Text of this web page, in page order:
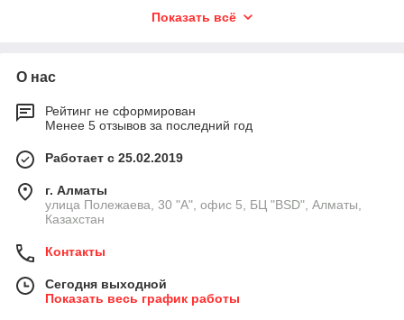
когда концентрация людей в зале очень высока. При
Современные кондиционеры GREE колонного типа
12,4 кВт (типоразмеры 24, 36, 48). Весомым преимуществом
колонных кондиционеров является и экономия
высота сравнима с человеческим ростом, а выступ от стены
Показать всё
О нас
Рейтинг не сформирован
Менее 5 отзывов за последний год
Работает с 25.02.2019
г. Алматы
улица Полежаева, 30 "А", офис 5, БЦ "BSD", Алматы,
Казахстан
Контакты
Сегодня выходной
Показать весь график работы